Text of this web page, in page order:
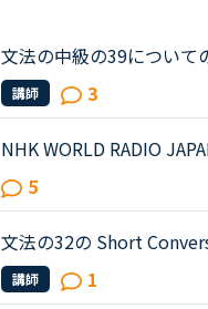
文法の中級の39について
ehavior lately.James「
e only going there for ...
講師 3
NHK WORLD RADIO JAPAN - February 27 (Podcast)0:54～1:49The Japanese
studying additional
hard by the spread of a
5
文法の32の Short
stracted by the street
t something, aren't...
講師 1